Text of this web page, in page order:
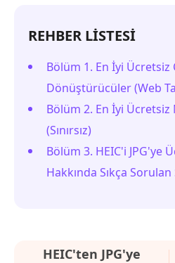
REHBER LİSTESİ
Bölüm 1. En İyi Ücretsiz
Dönüştürücüler (Web
Bölüm 2. En İyi Ücretsiz
(Sınırsız)
Bölüm 3. HEIC'i JPG'ye
Hakkında Sıkça
HEIC'ten JPG'ye